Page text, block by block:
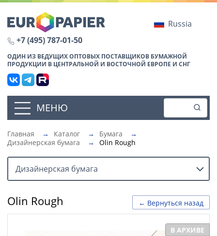
Russia
+7 (495) 787-01-50
ОДИН ИЗ ВЕДУЩИХ ОПТОВЫХ ПОСТАВЩИКОВ БУМАЖНОЙ
ПРОДУКЦИИ В ЦЕНТРАЛЬНОЙ И ВОСТОЧНОЙ ЕВРОПЕ И СНГ
МЕНЮ
Главная → Каталог → Бумага
→
Дизайнерская бумага
→ Olin Rough
Дизайнерская бумага
← Вернуться назад
Olin Rough
В АРХИВЕ